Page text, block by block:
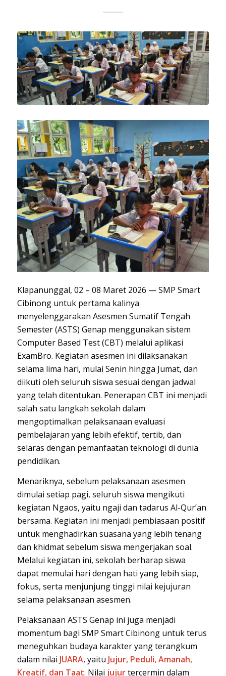
Klapanunggal, 02 – 08 Maret 2026 — SMP Smart
Cibinong untuk pertama kalinya
menyelenggarakan Asesmen Sumatif Tengah
Semester (ASTS) Genap menggunakan sistem
Computer Based Test (CBT) melalui aplikasi
ExamBro. Kegiatan asesmen ini dilaksanakan
selama lima hari, mulai Senin hingga Jumat, dan
diikuti oleh seluruh siswa sesuai dengan jadwal
yang telah ditentukan. Penerapan CBT ini menjadi
salah satu langkah sekolah dalam
mengoptimalkan pelaksanaan evaluasi
pembelajaran yang lebih efektif, tertib, dan
selaras dengan pemanfaatan teknologi di dunia
pendidikan.
Menariknya, sebelum pelaksanaan asesmen
dimulai setiap pagi, seluruh siswa mengikuti
kegiatan Ngaos, yaitu ngaji dan tadarus Al-Qur’an
bersama. Kegiatan ini menjadi pembiasaan positif
untuk menghadirkan suasana yang lebih tenang
dan khidmat sebelum siswa mengerjakan soal.
Melalui kegiatan ini, sekolah berharap siswa
dapat memulai hari dengan hati yang lebih siap,
fokus, serta menjunjung tinggi nilai kejujuran
selama pelaksanaan asesmen.
Pelaksanaan ASTS Genap ini juga menjadi
momentum bagi SMP Smart Cibinong untuk terus
meneguhkan budaya karakter yang terangkum
dalam nilai JUARA, yaitu Jujur, Peduli, Amanah,
Kreatif, dan Taat. Nilai jujurtercermin dalam